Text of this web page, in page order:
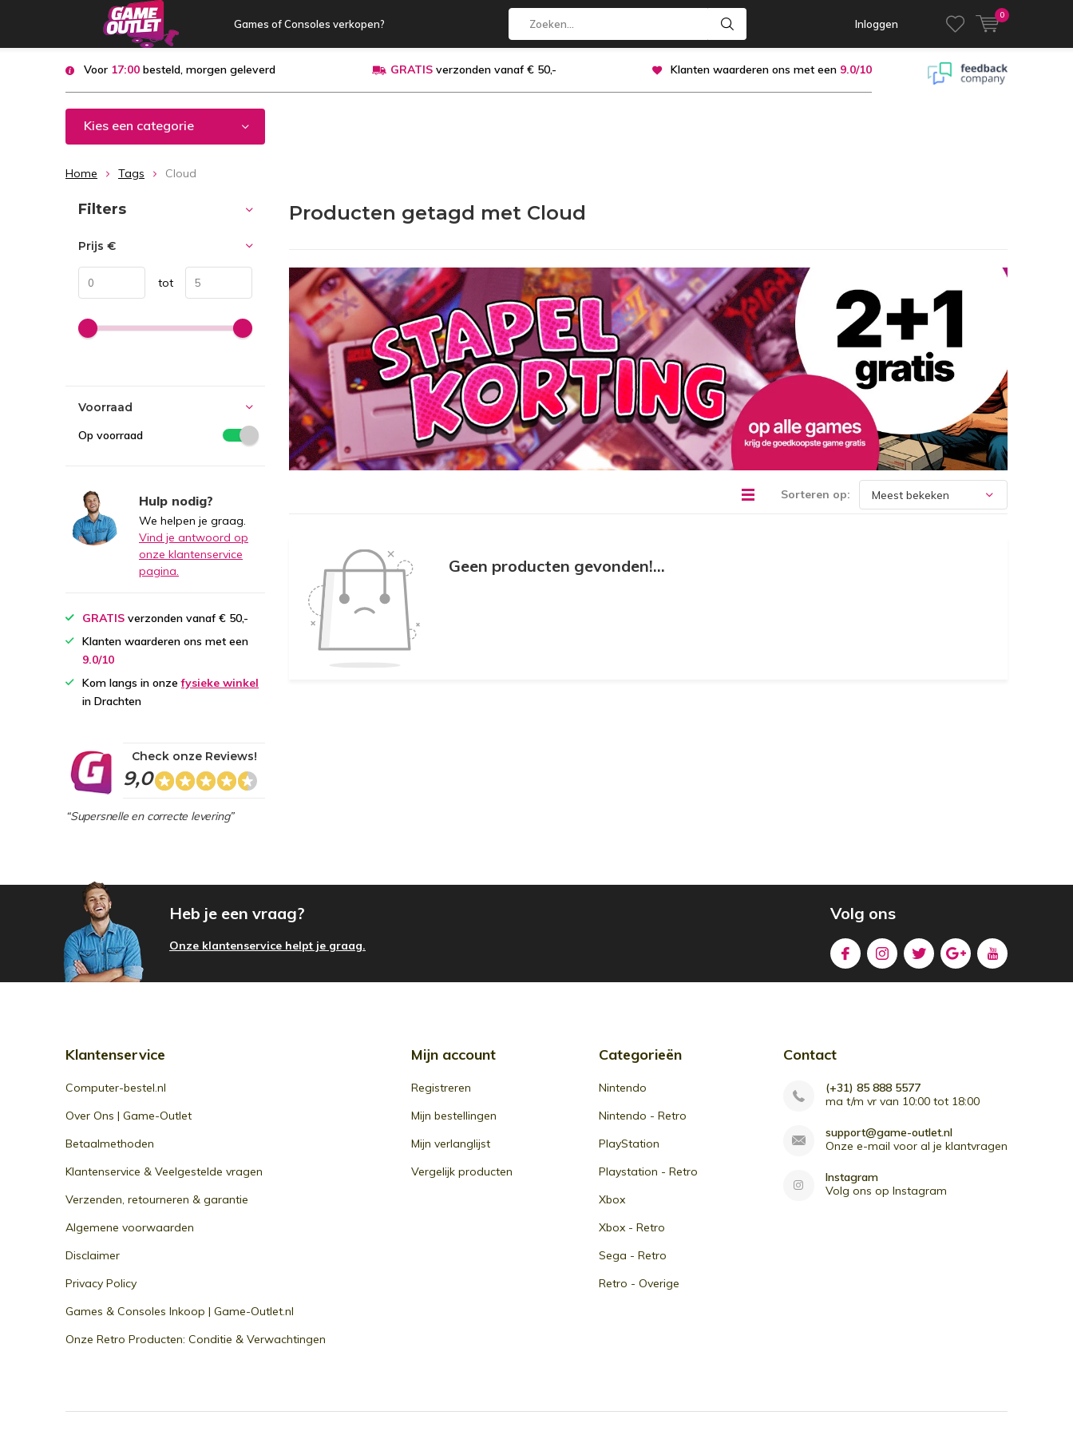
Games of Consoles verkopen? Inloggen
0
Voor 17:00 besteld, morgen geleverd GRATISverzonden vanaf € 50,- Klanten waarderen ons met een 9.0/10
Kies een categorie
Home Tags Cloud
Producten getagd met Cloud
Sorteren op:
Geen producten gevonden!...
Sorteren op:
Filters
Prijs €
tot
Voorraad
Op voorraad
Hulp nodig?
We helpen je graag.
Vind je antwoord op
onze klantenservice
pagina.
GRATIS verzonden vanaf € 50,-
Klanten waarderen ons met een
9.0/10
Kom langs in onzefysieke winkel
in Drachten
9,0
Check onze Reviews!
“Supersnelle en correcte levering”
Heb je een vraag?
Onze klantenservice helpt je graag.
Volg ons
Klantenservice
Computer-bestel.nl
Over Ons | Game-Outlet
Betaalmethoden
Klantenservice & Veelgestelde vragen
Verzenden, retourneren & garantie
Algemene voorwaarden
Disclaimer
Privacy Policy
Games & Consoles Inkoop | Game-Outlet.nl
Onze Retro Producten: Conditie & Verwachtingen
Mijn account
Registreren
Mijn bestellingen
Mijn verlanglijst
Vergelijk producten
Categorieën
Nintendo
Nintendo - Retro
PlayStation
Playstation - Retro
Xbox
Xbox - Retro
Sega - Retro
Retro - Overige
Contact
(+31) 85 888 5577
ma t/m vr van 10:00 tot 18:00
support@game-outlet.nl
Onze e-mail voor al je klantvragen
Instagram
Volg ons op Instagram